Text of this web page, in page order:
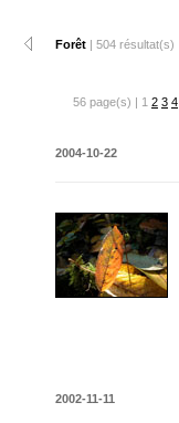
Forêt | 504 résultat(s)
56 page(s) | 1 2 3 4
2004-10-22
2002-11-11